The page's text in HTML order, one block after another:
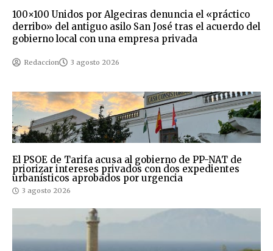
100×100 Unidos por Algeciras denuncia el «práctico
derribo» del antiguo asilo San José tras el acuerdo del
gobierno local con una empresa privada
Redaccion 3 agosto 2026
El PSOE de Tarifa acusa al gobierno de PP-NAT de
priorizar intereses privados con dos expedientes
urbanísticos aprobados por urgencia
3 agosto 2026